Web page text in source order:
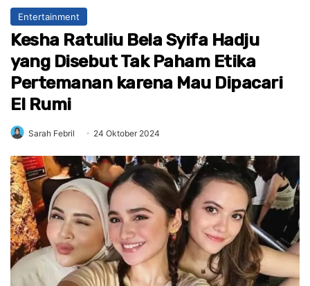
Entertainment
Kesha Ratuliu Bela Syifa Hadju
yang Disebut Tak Paham Etika
Pertemanan karena Mau Dipacari
El Rumi
Sarah Febril 24 Oktober 2024